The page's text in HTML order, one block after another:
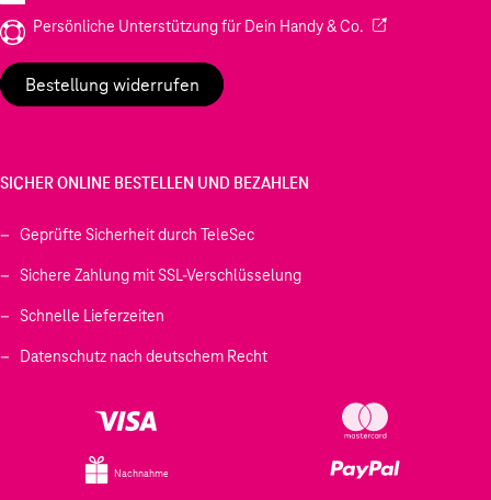
Persönliche Unterstützung für Dein Handy & Co. (Wird in einem
Bestellung widerrufen
SICHER ONLINE BESTELLEN UND BEZAHLEN
Geprüfte Sicherheit durch TeleSec
Sichere Zahlung mit SSL-Verschlüsselung
Schnelle Lieferzeiten
Datenschutz nach deutschem Recht
Nachnahme